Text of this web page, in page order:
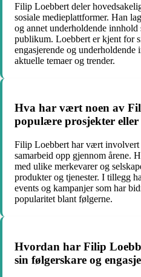
Filip Loebbert deler
sosiale medieplattformer. Han
og annet underholdende
publikum. Loebbert er kjent for
engasjerende og
aktuelle temaer og trender.
Hva har vært noen av
populære prosjekter eller
Filip Loebbert har vært
samarbeid opp gjennom årene.
med ulike merkevarer og
produkter og tjenester. I tillegg
events og kampanjer som har
popularitet blant følgerne.
Hvordan har Filip
sin følgerskare og